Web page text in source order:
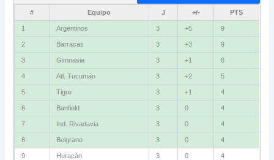
# Equipo J +/- PTS
1 Argentinos 3 +5 9
2 Barracas 3 +3 9
3 Gimnasia 3 +1 6
4 Atl. Tucumán 3 +2 5
5 Tigre 3 +1 4
6 Banfield 3 0 4
7 Ind. Rivadavia 3 0 4
8 Belgrano 3 0 4
9 Huracán 3 0 4